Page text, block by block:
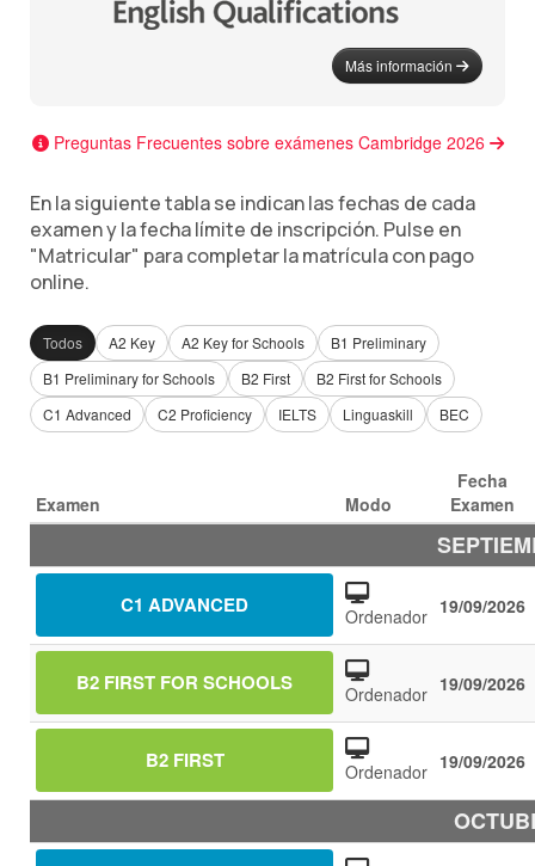
Más información
Preguntas Frecuentes sobre exámenes Cambridge 2026
En la siguiente tabla se indican las fechas de cada
examen y la fecha límite de inscripción. Pulse en
"Matricular" para completar la matrícula con pago
online.
Todos A2 Key A2 Key for Schools
B1 Preliminary
B1 Preliminary for Schools
B2 First
B2 First for Schools
C1 Advanced
C2 Proficiency IELTS Linguaskill BEC
Examen Modo
Fecha
Examen
C1 ADVANCED Ordenador 19/09/2026
B2 FIRST FOR SCHOOLS Ordenador 19/09/2026
B2 FIRST Ordenador 19/09/2026